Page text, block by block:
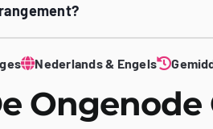
Nederlands & Engels
Ongenode